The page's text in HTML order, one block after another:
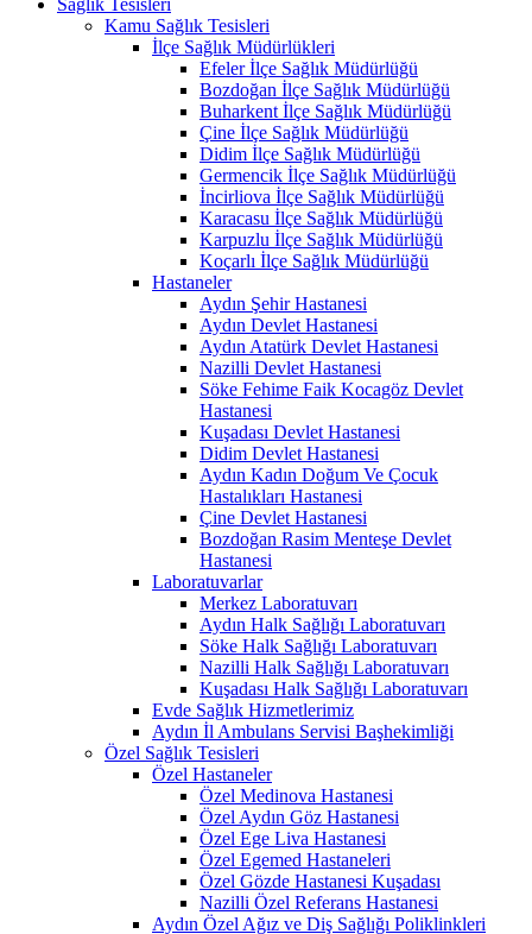
Kamu Sağlık Tesisleri
İlçe Sağlık Müdürlükleri
Efeler İlçe Sağlık Müdürlüğü
Bozdoğan İlçe Sağlık Müdürlüğü
Buharkent İlçe Sağlık Müdürlüğü
Çine İlçe Sağlık Müdürlüğü
Didim İlçe Sağlık Müdürlüğü
Germencik İlçe Sağlık Müdürlüğü
İncirliova İlçe Sağlık Müdürlüğü
Karacasu İlçe Sağlık Müdürlüğü
Karpuzlu İlçe Sağlık Müdürlüğü
Koçarlı İlçe Sağlık Müdürlüğü
Hastaneler
Aydın Şehir Hastanesi
Aydın Devlet Hastanesi
Aydın Atatürk Devlet Hastanesi
Nazilli Devlet Hastanesi
Söke Fehime Faik Kocagöz Devlet
Hastanesi
Kuşadası Devlet Hastanesi
Didim Devlet Hastanesi
Aydın Kadın Doğum Ve Çocuk
Hastalıkları Hastanesi
Çine Devlet Hastanesi
Bozdoğan Rasim Menteşe Devlet
Hastanesi
Laboratuvarlar
Merkez Laboratuvarı
Aydın Halk Sağlığı Laboratuvarı
Söke Halk Sağlığı Laboratuvarı
Nazilli Halk Sağlığı Laboratuvarı
Kuşadası Halk Sağlığı Laboratuvarı
Evde Sağlık Hizmetlerimiz
Aydın İl Ambulans Servisi Başhekimliği
Özel Sağlık Tesisleri
Özel Hastaneler
Özel Medinova Hastanesi
Özel Aydın Göz Hastanesi
Özel Ege Liva Hastanesi
Özel Egemed Hastaneleri
Özel Gözde Hastanesi Kuşadası
Nazilli Özel Referans Hastanesi
Aydın Özel Ağız ve Diş Sağlığı Poliklinkleri